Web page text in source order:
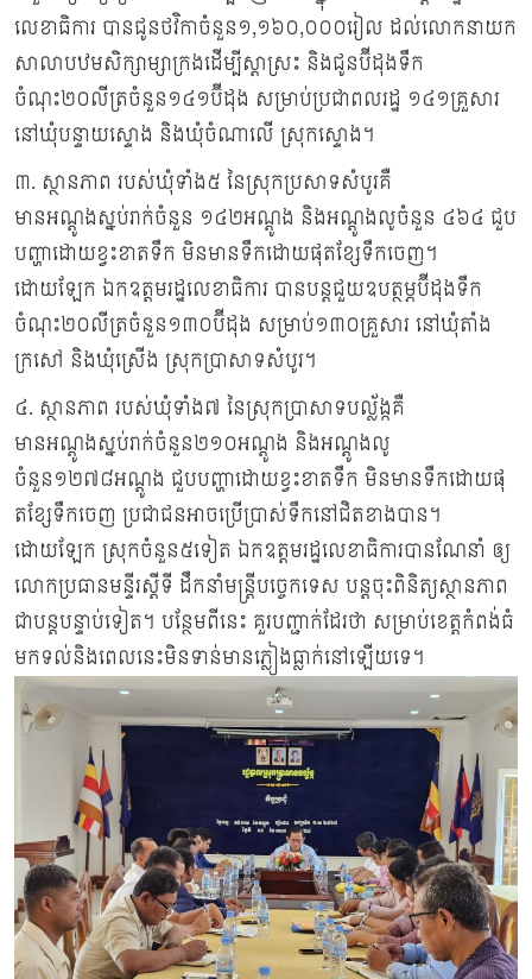
លេខាធិការ បានជូនថវិកាចំនួន១,១៦០,០០០រៀល ដល់លោកនាយក
សាលាបឋមសិក្សាម្សាក្រងដើម្បីស្តាស្រះ និងជូនប៊ីដុងទឹក
ចំណុះ២០លីត្រចំនួន១៤១ប៊ីដុង សម្រាប់ប្រជាពលរដ្ឋ ១៤១គ្រួសារ
នៅឃុំបន្ទាយស្ទោង និងឃុំចំណាលើ ស្រុកស្ទោង។
៣. ស្ថានភាព របស់ឃុំទាំង៥ នៃស្រុកប្រសាទសំបូរគឺ
មានអណ្តូងស្នប់រាក់ចំនួន ១៤២អណ្តូង និងអណ្តូងលូចំនួន ៤៦៤ ជួប
បញ្ហាដោយខ្វះខាតទឹក មិនមានទឹកដោយផុតខ្សែទឹកចេញ។
ដោយឡែក ឯកឧត្តមរដ្ឋលេខាធិការ បានបន្តជួយឧបត្ថម្ភប៊ីដុងទឹក
ចំណុះ២០លីត្រចំនួន១៣០ប៊ីដុង សម្រាប់១៣០គ្រួសារ នៅឃុំតាំង
ក្រសៅ និងឃុំស្រើង ស្រុកប្រាសាទសំបូរ។
៤. ស្ថានភាព របស់ឃុំទាំង៧ នៃស្រុកប្រាសាទបល្ល័ង្កគឺ
មានអណ្តូងស្នប់រាក់ចំនួន២១០អណ្តូង និងអណ្តូងលូ
ចំនួន១២៧៨អណ្តូង ជួបបញ្ហាដោយខ្វះខាតទឹក មិនមានទឹកដោយផុ
តខ្សែទឹកចេញ ប្រជាជនអាចប្រើប្រាស់ទឹកនៅជិតខាងបាន។
ដោយឡែក ស្រុកចំនួន៥ទៀត ឯកឧត្តមរដ្ឋលេខាធិការបានណែនាំ ឲ្យ
លោកប្រធានមន្ទីរស្តីទី ដឹកនាំមន្ត្រីបច្ចេកទេស បន្តចុះពិនិត្យស្ថានភាព
ជាបន្តបន្ទាប់ទៀត។ បន្ថែមពីនេះ គួរបញ្ជាក់ដែរថា សម្រាប់ខេត្តកំពង់ធំ
មកទល់និងពេលនេះមិនទាន់មានភ្លៀងធ្លាក់នៅឡើយទេ។